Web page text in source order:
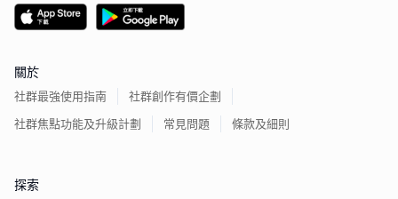
關於
社群最強使用指南
社群創作有價企劃
社群焦點功能及升級計劃
常見問題 條款及細則
探索